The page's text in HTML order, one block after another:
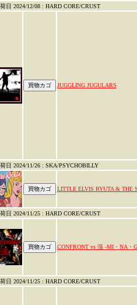
日 2024/12/08 : HARD CORE/CRUST
JUGGLING JUGULARS
日 2024/11/26 : SKA/PSYCHOBILLY
LITTLE ELVIS RYUTA & THE
日 2024/11/25 : HARD CORE/CRUST
CONFRONT vs 漲 -MI・NA・
日 2024/11/25 : HARD CORE/CRUST